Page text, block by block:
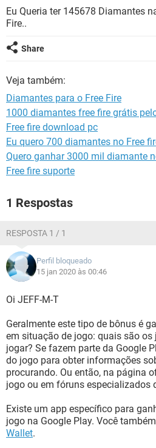
INSTAGRAM
OUTLOOK
INSTAGRAM
Eu Queria ter 145678 Diamantes
Fire..
Share
Veja também:
Diamantes para o Free Fire
1000 diamantes free fire grátis
Free fire download pc
Eu quero 700 diamantes no Free
Quero ganhar 3000 mil diamante
Free fire suporte
1 Respostas
RESPOSTA 1 / 1
Perfil bloqueado
15 jan 2020 às 00:46
Oi JEFF-M-T
Geralmente este tipo de bônus é
em situação de jogo: quais são
jogar? Se fazem parte da Google
do jogo para obter informações
procurando. Ou então, na página
jogo ou em fóruns especializados
Existe um app específico para
jogo na Google Play. Você
Wallet.